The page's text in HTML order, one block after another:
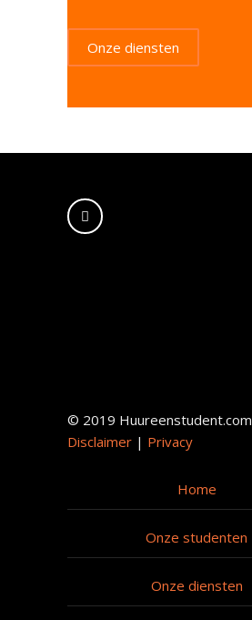
Onze diensten
© 2019 Huureenstudent.com
Disclaimer | Privacy
Home
Onze studenten
Onze diensten